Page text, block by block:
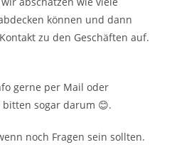
können und dann
zu den Geschäften auf.
gerne per Mail oder
sogar darum 😊.
noch Fragen sein sollten.